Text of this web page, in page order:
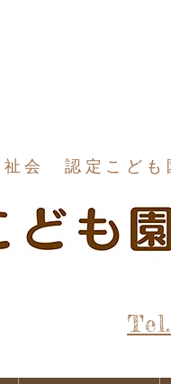
祉会 認定こども